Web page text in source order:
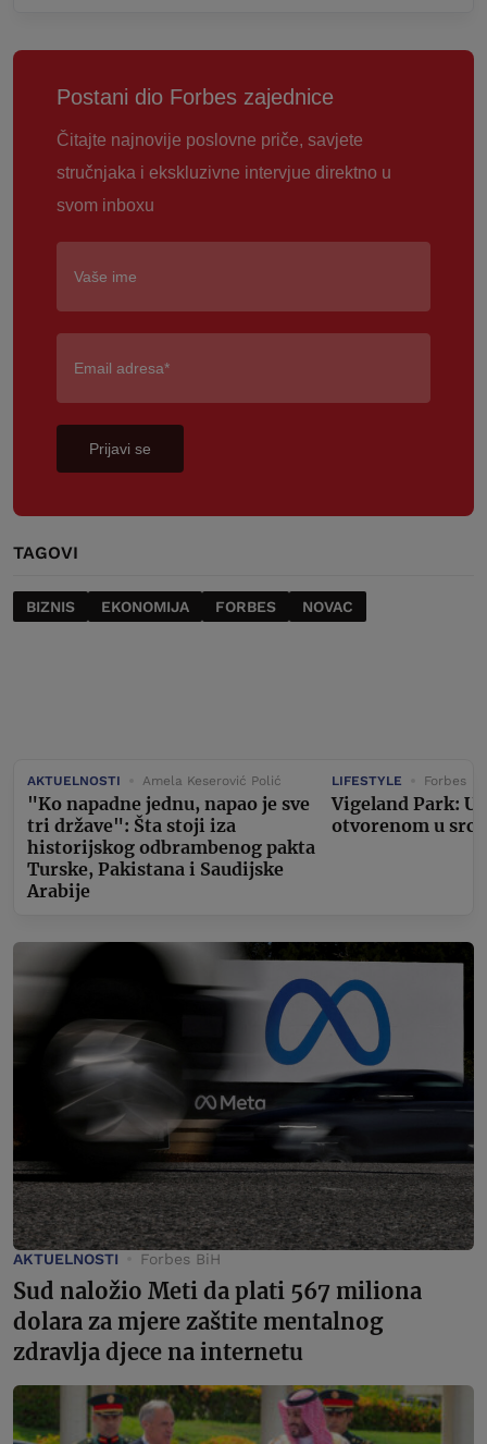
Postani dio Forbes zajednice
Čitajte najnovije poslovne priče, savjete
stručnjaka i ekskluzivne intervjue direktno u
svom inboxu
Prijavi se
TAGOVI
BIZNIS EKONOMIJA FORBES NOVAC
AKTUELNOSTI Amela Keserović Polić
"Ko napadne jednu, napao je sve
tri države": Šta stoji iza
historijskog odbrambenog pakta
Turske, Pakistana i Saudijske
Arabije
LIFESTYLE Forbes
Vigeland Park:
otvorenom u srcu
AKTUELNOSTI Forbes BiH
Sud naložio Meti da plati 567 miliona
dolara za mjere zaštite mentalnog
zdravlja djece na internetu